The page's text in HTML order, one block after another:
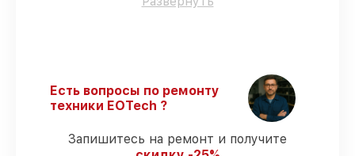
проходят жёсткий контроль знаний и
оптического прицела EOTech 1-10x28 FFP
без задержек.
– все
ремонтные услуги и комплектующие
защищены сервисной гарантией.
Есть вопросы по ремонту
техники EOTech ?
Запишитесь на ремонт и получите